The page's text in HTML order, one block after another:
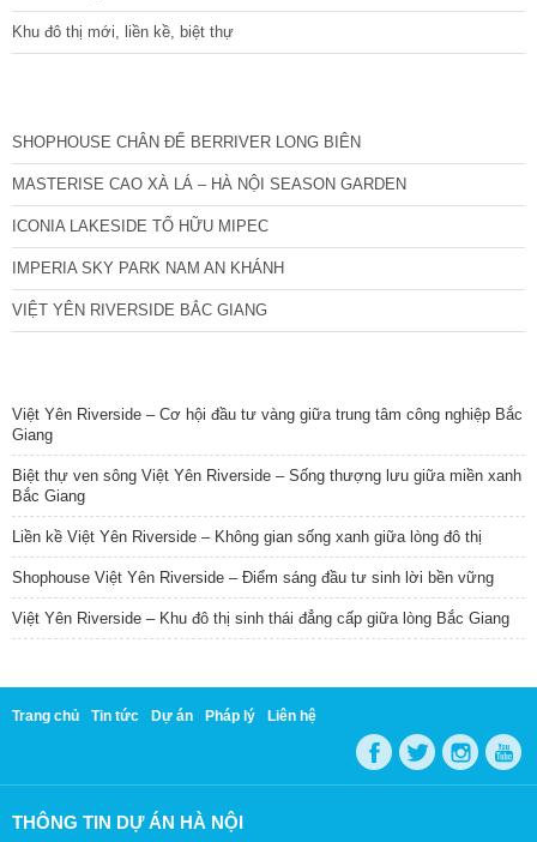
Khu đô thị mới, liền kề, biệt thự
SHOPHOUSE CHÂN ĐẾ BERRIVER LONG BIÊN
MASTERISE CAO XÀ LÁ – HÀ NỘI SEASON GARDEN
ICONIA LAKESIDE TỐ HỮU MIPEC
IMPERIA SKY PARK NAM AN KHÁNH
VIỆT YÊN RIVERSIDE BẮC GIANG
Việt Yên Riverside – Cơ hội đầu tư vàng giữa trung tâm công nghiệp Bắc
Giang
Biệt thự ven sông Việt Yên Riverside – Sống thượng lưu giữa miền xanh
Bắc Giang
Liền kề Việt Yên Riverside – Không gian sống xanh giữa lòng đô thị
Shophouse Việt Yên Riverside – Điểm sáng đầu tư sinh lời bền vững
Việt Yên Riverside – Khu đô thị sinh thái đẳng cấp giữa lòng Bắc Giang
Trang chủ Tin tức Dự án Pháp lý Liên hệ
THÔNG TIN DỰ ÁN HÀ NỘI